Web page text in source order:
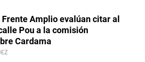
Amplio evalúan citar al
Pou a la comisión
Cardama